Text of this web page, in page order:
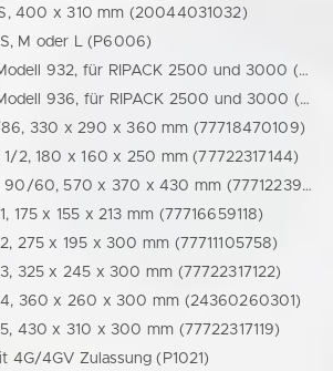
400 x 310 mm (20044031032)
S, M oder L (P6006)
Gasflaschenwagen Modell 932, für RIPACK 2500 und 3000 (77749416302)
Gasflaschenwagen Modell 936, für RIPACK 2500 und 3000 (77718716043)
330 x 290 x 360 mm (77718470109)
2, 180 x 160 x 250 mm (77722317144)
Gefahrgutkarton UN 90/60, 570 x 370 x 430 mm (77712239332)
175 x 155 x 213 mm (77716659118)
275 x 195 x 300 mm (77711105758)
325 x 245 x 300 mm (77722317122)
360 x 260 x 300 mm (24360260301)
430 x 310 x 300 mm (77722317119)
4G/4GV Zulassung (P1021)